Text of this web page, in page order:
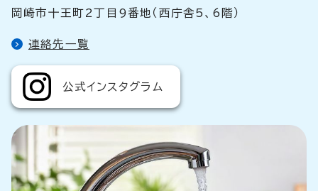
岡崎市十王町2丁目9番地（西庁舎5、6階）
連絡先一覧
公式インスタグラム